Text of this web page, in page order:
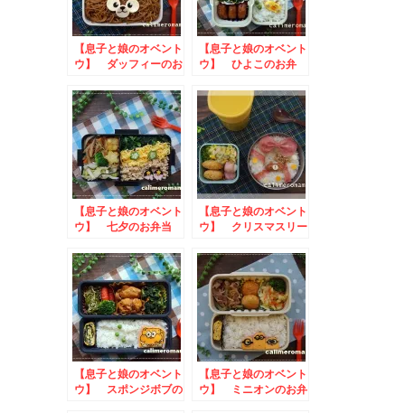
【息子と娘のオベント
ウ】 ダッフィーのお
【息子と娘のオベント
ウ】 ひよこのお弁
ブルーベリームース
【息子と娘のオベント
ウ】 七夕のお弁当
【息子と娘のオベント
ウ】 クリスマスリー
【息子と娘のオベント
ウ】 スポンジボブの
【息子と娘のオベント
ウ】 ミニオンのお弁